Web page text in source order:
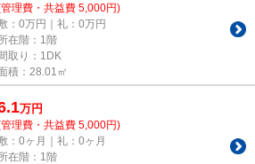
理費・共益費 5,000円)
：0万円｜礼：0万円
在階：1階
取り：1DK
積：28.01㎡
万円
理費・共益費 5,000円)
：0ヶ月｜礼：0ヶ月
在階：1階